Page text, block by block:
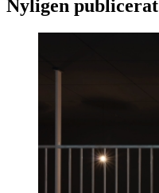
Nyligen publicerat